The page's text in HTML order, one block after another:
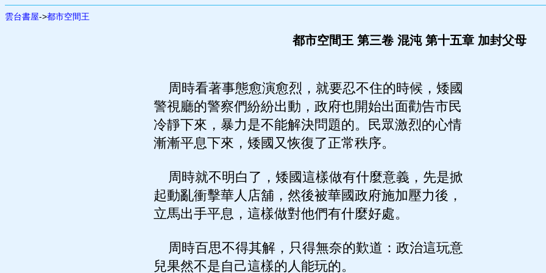
雲台書屋->都市空間王
都市空間王 第三卷 混沌 第十五章 加封父母
周時看著事態愈演愈烈，就要忍不住的時候，矮國
警視廳的警察們紛紛出動，政府也開始出面勸告市民
冷靜下來，暴力是不能解決問題的。民眾激烈的心情
漸漸平息下來，矮國又恢復了正常秩序。
周時就不明白了，矮國這樣做有什麼意義，先是掀
起動亂衝擊華人店舖，然後被華國政府施加壓力後，
立馬出手平息，這樣做對他們有什麼好處。
周時百思不得其解，只得無奈的歎道：政治這玩意
兒果然不是自己這樣的人能玩的。